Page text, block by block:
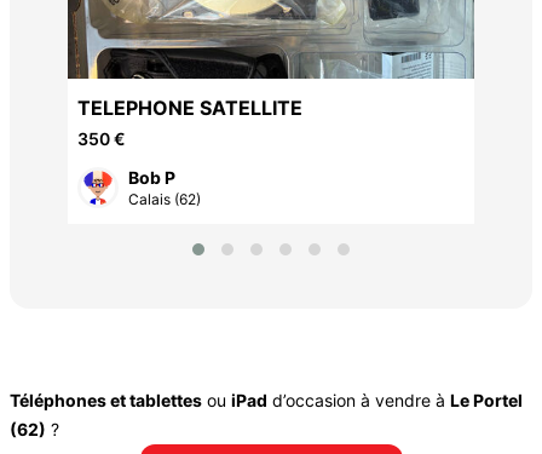
TELEPHONE SATELLITE
350 €
Bob P
Calais (62)
Téléphones et tablettes ou iPad d’occasion à vendre à Le Portel
(62) ?